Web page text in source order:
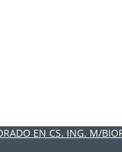
EN CS. ING. M/